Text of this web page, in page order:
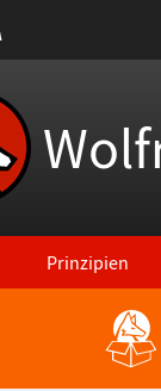
Prinzipien